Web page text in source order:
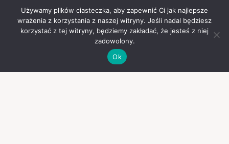
Używamy plików ciasteczka, aby zapewnić Ci jak najlepsze
wrażenia z korzystania z naszej witryny. Jeśli nadal będziesz
korzystać z tej witryny, będziemy zakładać, że jesteś z niej
zadowolony.
Ok